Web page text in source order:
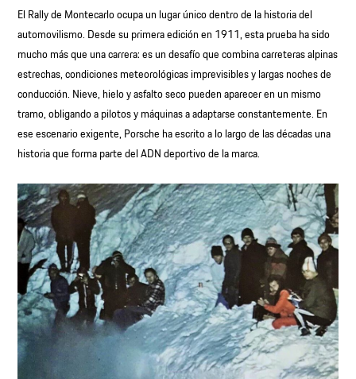
El Rally de Montecarlo ocupa un lugar único dentro de la historia del
automovilismo. Desde su primera edición en 1911, esta prueba ha sido
mucho más que una carrera: es un desafío que combina carreteras alpinas
estrechas, condiciones meteorológicas imprevisibles y largas noches de
conducción. Nieve, hielo y asfalto seco pueden aparecer en un mismo
tramo, obligando a pilotos y máquinas a adaptarse constantemente. En
ese escenario exigente, Porsche ha escrito a lo largo de las décadas una
historia que forma parte del ADN deportivo de la marca.